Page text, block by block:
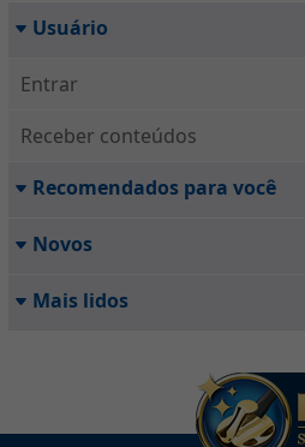
Usuário
Entrar
Receber conteúdos
Recomendados para você
Novos
Mais lidos